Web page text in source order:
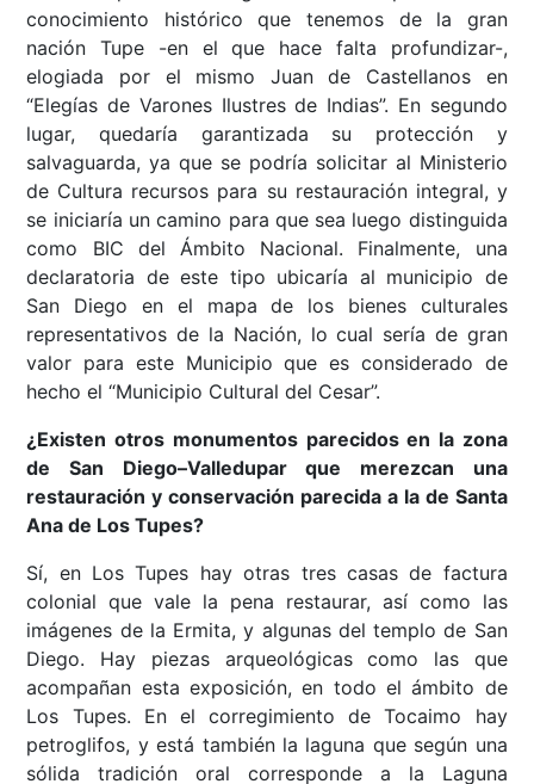
conocimiento histórico que tenemos de la gran
nación Tupe -en el que hace falta profundizar-,
elogiada por el mismo Juan de Castellanos en
“Elegías de Varones Ilustres de Indias”. En segundo
lugar, quedaría garantizada su protección y
salvaguarda, ya que se podría solicitar al Ministerio
de Cultura recursos para su restauración integral, y
se iniciaría un camino para que sea luego distinguida
como BIC del Ámbito Nacional. Finalmente, una
declaratoria de este tipo ubicaría al municipio de
San Diego en el mapa de los bienes culturales
representativos de la Nación, lo cual sería de gran
valor para este Municipio que es considerado de
hecho el “Municipio Cultural del Cesar”.
¿Existen otros monumentos parecidos en la zona
de San Diego–Valledupar que merezcan una
restauración y conservación parecida a la de Santa
Ana de Los Tupes?
Sí, en Los Tupes hay otras tres casas de factura
colonial que vale la pena restaurar, así como las
imágenes de la Ermita, y algunas del templo de San
Diego. Hay piezas arqueológicas como las que
acompañan esta exposición, en todo el ámbito de
Los Tupes. En el corregimiento de Tocaimo hay
petroglifos, y está también la laguna que según una
sólida tradición oral corresponde a la Laguna